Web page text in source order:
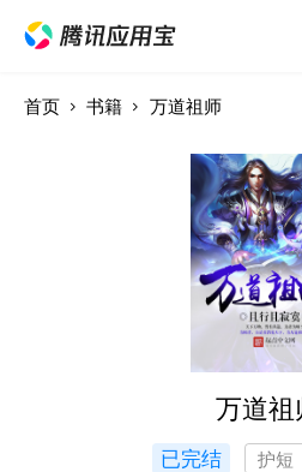
首页 书籍 万道祖师
万道祖
已完结 护短